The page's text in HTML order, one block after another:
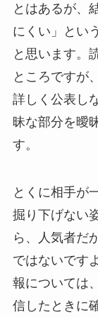
とはあるが、
にくい」とい
と思います。
ところですが
詳しく公表し
昧な部分を曖
す。
とくに相手が
掘り下げない
ら、人気者だ
ではないです
報については
信したときに